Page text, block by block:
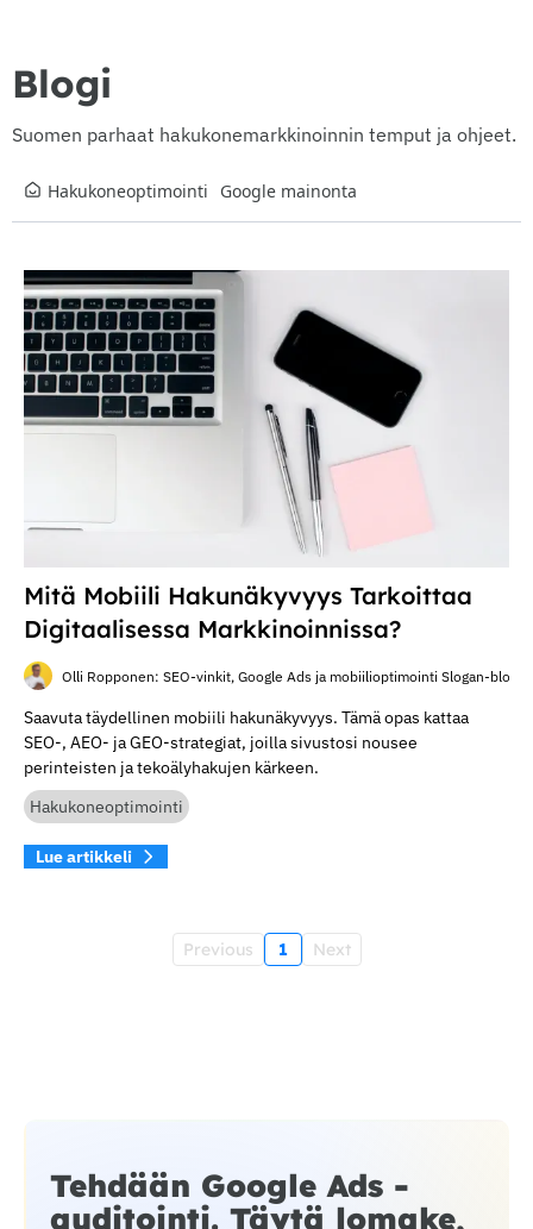
Blogi
Suomen parhaat hakukonemarkkinoinnin temput ja ohjeet.
Hakukoneoptimointi Google mainonta
Mitä Mobiili Hakunäkyvyys Tarkoittaa
Digitaalisessa Markkinoinnissa?
Olli Ropponen: SEO-vinkit, Google Ads ja mobiilioptimointi Slogan-
Saavuta täydellinen mobiili hakunäkyvyys. Tämä opas kattaa
SEO-, AEO- ja GEO-strategiat, joilla sivustosi nousee
perinteisten ja tekoälyhakujen kärkeen.
Hakukoneoptimointi
Lue artikkeli
Previous 1 Next
Tehdään Google Ads -
auditointi. Täytä lomake,